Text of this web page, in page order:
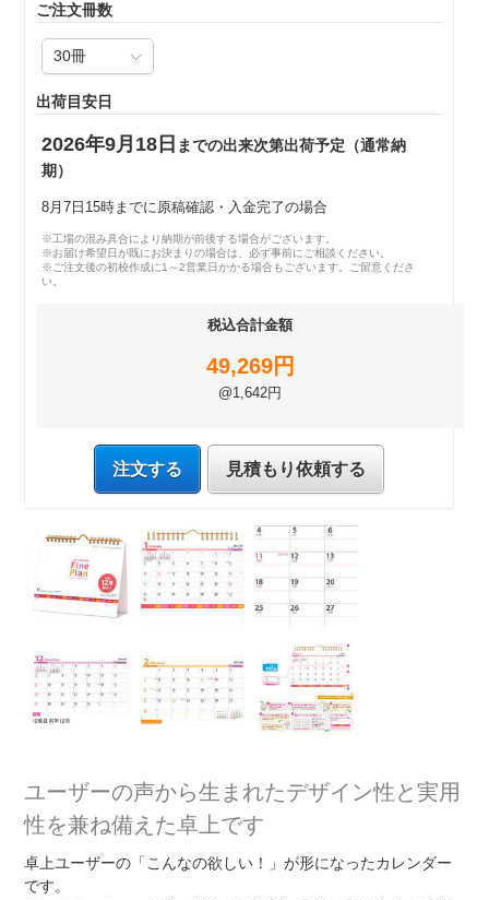
ご注文冊数
出荷目安日
2026年9月18日 までの出来次第出荷予定（通常納
期）
8月7日15時までに原稿確認・入金完了の場合
※工場の混み具合により納期が前後する場合がございます。
※お届け希望日が既にお決まりの場合は、必ず事前にご相談ください。
※ご注文後の初校作成に1～2営業日かかる場合もございます。ご留意くださ
い。
税込合計金額
49,269円
@1,642円
注文する 見積もり依頼する
ユーザーの声から生まれたデザイン性と実用
性を兼ね備えた卓上です
卓上ユーザーの「こんなの欲しい！」が形になったカレンダー
です。